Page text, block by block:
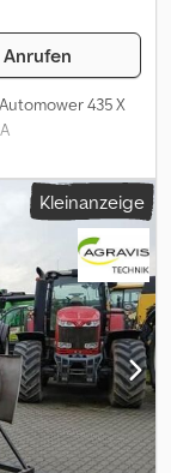
Anrufen
435 X
erfolgt
nicht
Kleinanzeige